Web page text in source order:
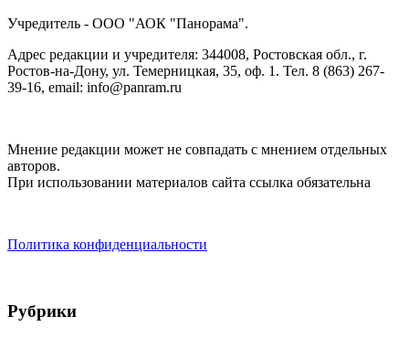
Учредитель - ООО "АОК "Панорама".
Адрес редакции и учредителя: 344008, Ростовская обл., г.
Ростов-на-Дону, ул. Темерницкая, 35, оф. 1. Тел. 8 (863) 267-
39-16, email: info@panram.ru
Мнение редакции может не совпадать с мнением отдельных
авторов.
При использовании материалов сайта ссылка обязательна
Политика конфиденциальности
Рубрики